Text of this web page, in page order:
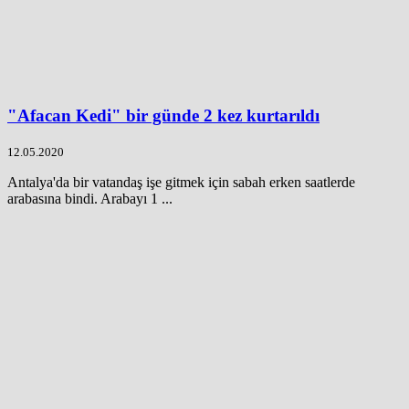
"Afacan Kedi" bir günde 2 kez kurtarıldı
12.05.2020
Antalya'da bir vatandaş işe gitmek için sabah erken saatlerde
arabasına bindi. Arabayı 1 ...